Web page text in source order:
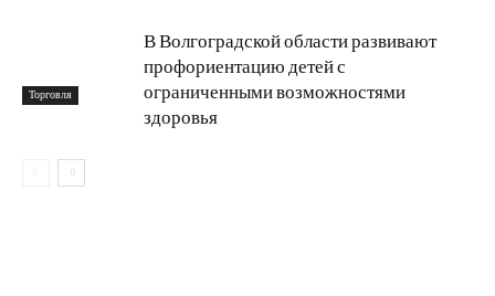
Торговля
В Волгоградской области развивают
профориентацию детей с
ограниченными возможностями
здоровья